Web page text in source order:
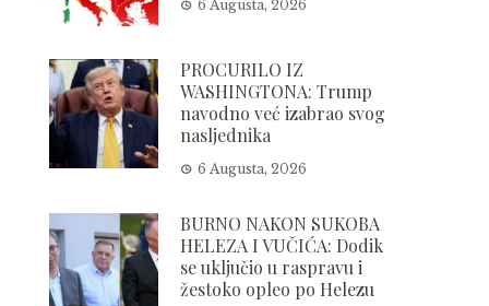
6 Augusta, 2026
PROCURILO IZ
WASHINGTONA: Trump
navodno već izabrao svog
nasljednika
6 Augusta, 2026
BURNO NAKON SUKOBA
HELEZA I VUČIĆA: Dodik
se uključio u raspravu i
žestoko opleo po Helezu